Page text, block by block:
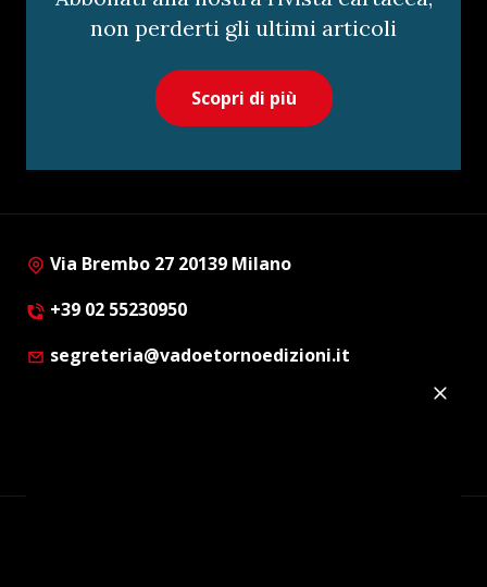
non perderti gli ultimi articoli
Scopri di più
Via Brembo 27 20139 Milano
+39 02 55230950
segreteria@vadoetornoedizioni.it